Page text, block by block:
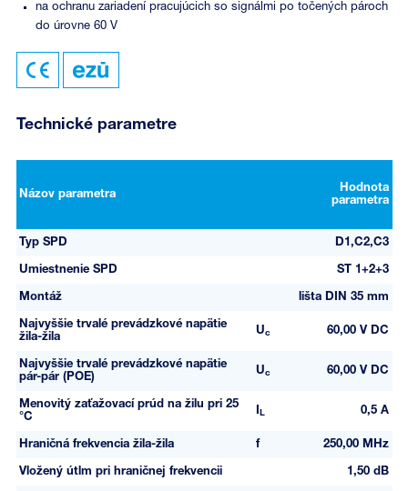
na ochranu zariadení pracujúcich so signálmi po točených pároch
do úrovne 60 V
Technické parametre
Názov parametra
Hodnota
parametra
Typ SPD D1,C2,C3
Umiestnenie SPD ST 1+2+3
Montáž lišta DIN 35 mm
Najvyššie trvalé prevádzkové napätie
žila-žila
Uc 60,00 V DC
Najvyššie trvalé prevádzkové napätie
pár-pár (POE)
Uc 60,00 V DC
Menovitý zaťažovací prúd na žilu pri 25
°C
L 0,5 A
Hraničná frekvencia žila-žila f 250,00 MHz
Vložený útlm pri hraničnej frekvencii 1,50 dB